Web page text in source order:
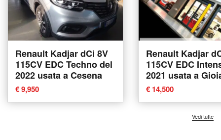
Renault Kadjar dCi 8V
115CV EDC Techno del
2022 usata a Cesena
€ 9,950
Renault Kadjar
115CV EDC
2021 usata a
Tauro
€ 14,500
Vedi tutte